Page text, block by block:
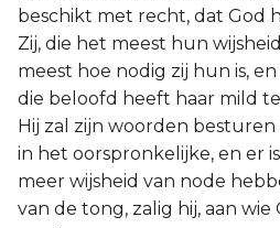
beschikt met recht, dat God
Zij, die het meest hun
meest hoe nodig zij hun is,
die beloofd heeft haar mild te
Hij zal zijn woorden
in het oorspronkelijke, en er
meer wijsheid van node
van de tong, zalig hij, aan wie